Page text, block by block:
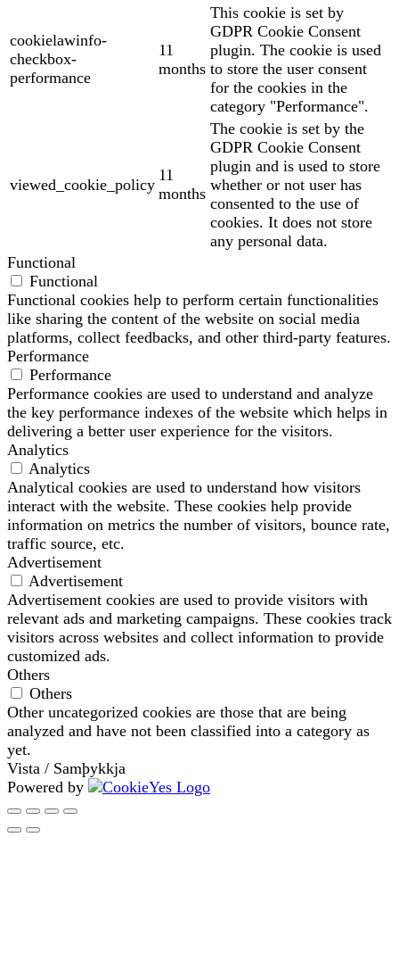
cookielawinfo-
checkbox-
performance
11
months
This cookie is set by
GDPR Cookie Consent
plugin. The cookie is used
to store the user consent
for the cookies in the
category "Performance".
viewed_cookie_policy
11
months
The cookie is set by the
GDPR Cookie Consent
plugin and is used to store
whether or not user has
consented to the use of
cookies. It does not store
any personal data.
Functional
Functional
Functional cookies help to perform certain functionalities
like sharing the content of the website on social media
platforms, collect feedbacks, and other third-party features.
Performance
Performance
Performance cookies are used to understand and analyze
the key performance indexes of the website which helps in
delivering a better user experience for the visitors.
Analytics
Analytics
Analytical cookies are used to understand how visitors
interact with the website. These cookies help provide
information on metrics the number of visitors, bounce rate,
traffic source, etc.
Advertisement
Advertisement
Advertisement cookies are used to provide visitors with
relevant ads and marketing campaigns. These cookies track
visitors across websites and collect information to provide
customized ads.
Others
Others
Other uncategorized cookies are those that are being
analyzed and have not been classified into a category as
yet.
Vista / Samþykkja
Powered by